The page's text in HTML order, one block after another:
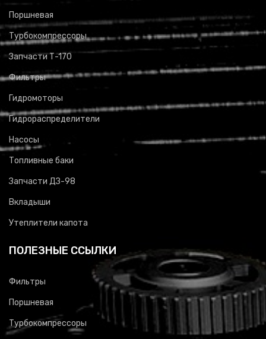
Поршневая
Турбокомпрессоры
Запчасти Т-170
Фильтры
Гидромоторы
Гидрораспределители
Насосы
Топливные баки
Запчасти ДЗ-98
Вкладыши
Утеплители капота
ПОЛЕЗНЫЕ ССЫЛКИ
Фильтры
Поршневая
Турбокомпрессоры